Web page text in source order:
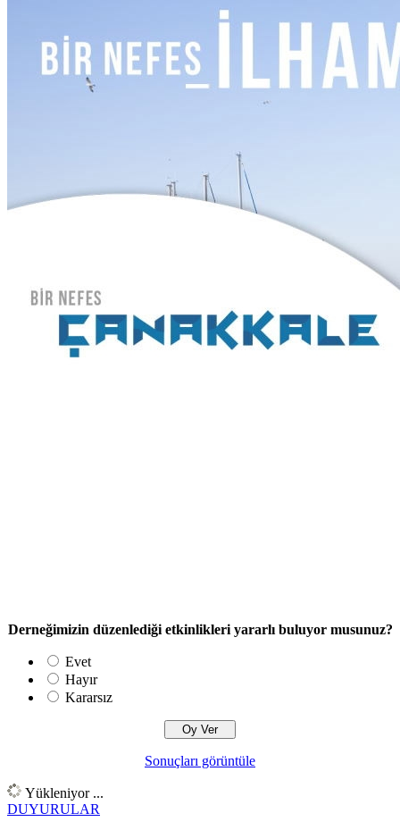
Derneğimizin düzenlediği etkinlikleri yararlı buluyor musunuz?
Evet
Hayır
Kararsız
Sonuçları görüntüle
Yükleniyor ...
DUYURULAR